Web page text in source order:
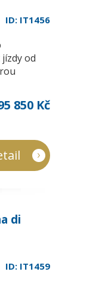
ID: IT1456
od
850 Kč
di
ID: IT1459